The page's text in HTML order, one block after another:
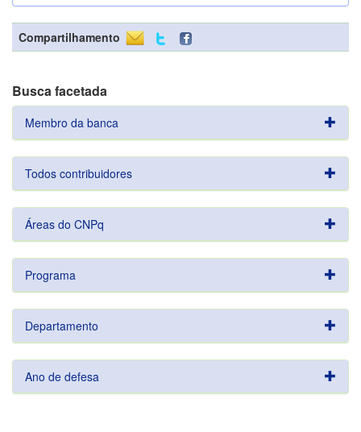
Compartilhamento
Busca facetada
Membro da banca
Todos contribuidores
Áreas do CNPq
Programa
Departamento
Ano de defesa